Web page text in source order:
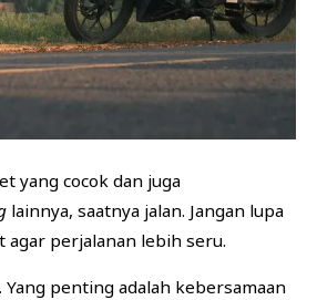
yang cocok dan juga
lainnya, saatnya jalan. Jangan lupa
agar perjalanan lebih seru.
penting adalah kebersamaan